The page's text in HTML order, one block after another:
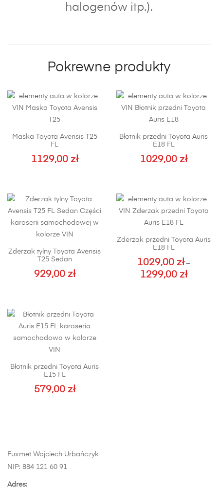
halogenów itp.).
Pokrewne produkty
Maska Toyota Avensis T25
FL
1129,00 zł
Błotnik przedni Toyota Auris
E18 FL
1029,00 zł
wiele
wariantów.
można
na
stronie
Zderzak tylny Toyota Avensis
T25 Sedan
929,00 zł
Zderzak przedni Toyota Auris
E18 FL
1029,00 zł –
1299,00 złZakres
Błotnik przedni Toyota Auris
E15 FL
579,00 zł
Fuxmet Wojciech Urbańczyk
NIP: 884 121 60 91
Adres: